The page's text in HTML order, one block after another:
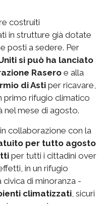
costruiti
in strutture già dotate
posti a sedere. Per
si può ha lanciato
Rasero e alla
di Asti per ricavare,
primo rifugio climatico
nel mese di agosto.
collaborazione con la
per tutto agosto
per tutti i cittadini over
in un rifugio
di minoranza -
climatizzati, sicuri